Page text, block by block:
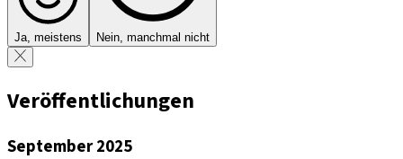
Ja, meistens Nein, manchmal nicht
Veröffentlichungen
September 2025